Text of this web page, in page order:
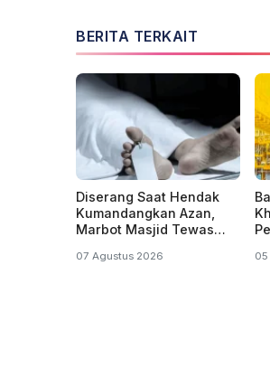
BERITA TERKAIT
Diserang Saat Hendak
Kumandangkan Azan,
Marbot Masjid Tewas
Samurai
07 Agustus 2026